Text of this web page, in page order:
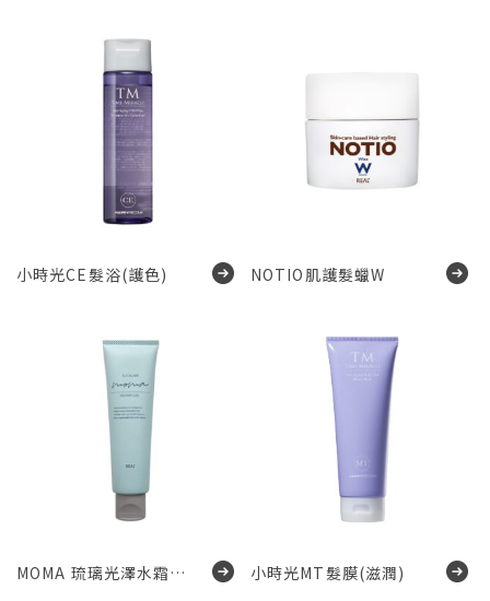
小時光CE髮浴(護色) NOTIO肌護髮蠟W
MOMA 琉璃光澤水霜
小時光MT髮膜(滋潤)